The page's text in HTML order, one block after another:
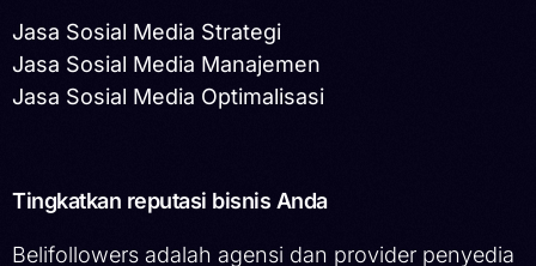
Jasa Sosial Media Strategi
Jasa Sosial Media Manajemen
Jasa Sosial Media Optimalisasi
Tingkatkan reputasi bisnis Anda
Belifollowers adalah agensi dan provider penyedia